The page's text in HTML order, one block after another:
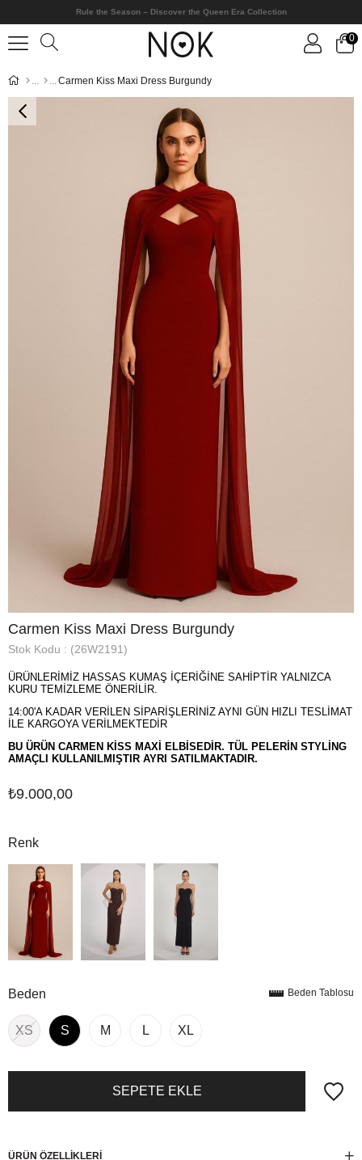
Rule the Season – Discover the Queen Era Collection
0
Carmen Kiss Maxi Dress Burgundy
Carmen Kiss Maxi Dress Burgundy
Stok Kodu (26W2191)
ÜRÜNLERİMİZ HASSAS KUMAŞ İÇERİĞİNE SAHİPTİR YALNIZCA
KURU TEMİZLEME ÖNERİLİR.
14:00'A KADAR VERİLEN SİPARİŞLERİNİZ AYNI GÜN HIZLI TESLİMAT
İLE KARGOYA VERİLMEKTEDİR
BU ÜRÜN CARMEN KİSS MAXİ ELBİSEDİR. TÜL PELERİN STYLİNG
AMAÇLI KULLANILMIŞTIR AYRI SATILMAKTADIR.
₺9.000,00
Renk
Beden
XS S M L XL
Beden Tablosu
ÜRÜN ÖZELLIKLERI